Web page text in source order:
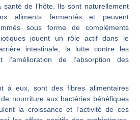
de l’hôte. Ils sont naturellement
aliments fermentés et peuvent
sous forme de compléments
jouent un rôle actif dans le
intestinale, la lutte contre les
l’amélioration de l’absorption des
à eux, sont des fibres alimentaires
nourriture aux bactéries bénéfiques
la croissance et l’activité de ces